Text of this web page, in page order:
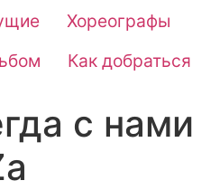
Хореографы
Как добраться
с нами